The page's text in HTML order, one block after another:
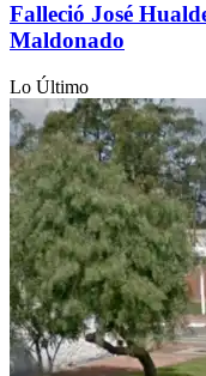
Falleció José
Maldonado
Lo Último